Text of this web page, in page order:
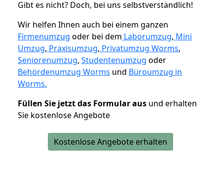
Gibt es nicht? Doch, bei uns selbstverständlich!
Wir helfen Ihnen auch bei einem ganzen
Firmenumzug oder bei dem Laborumzug, Mini
Umzug, Praxisumzug, Privatumzug Worms,
Seniorenumzug, Studentenumzug oder
Behördenumzug Worms und Büroumzug in
Worms.
Füllen Sie jetzt das Formular aus und erhalten
Sie kostenlose Angebote
Kostenlose Angebote erhalten